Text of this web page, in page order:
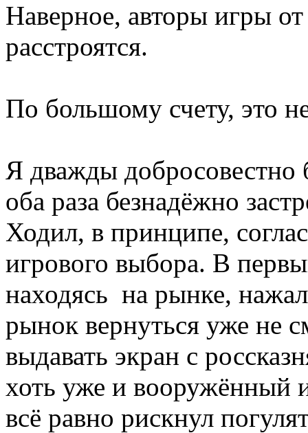
Наверное, авторы игры
расстроятся.
По большому счету, это
Я дважды
оба раза безнадёжно
Ходил, в принципе,
игрового выбора. В
находясь на рынке,
рынок вернуться уже не
выдавать экран с
хоть уже и вооружённый
всё равно рискнул